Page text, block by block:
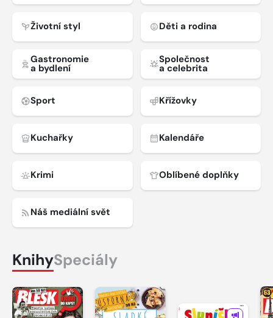
Životní styl Děti a rodina
Gastronomie
a bydlení
Společnost
a celebrita
Sport Křížovky
Kuchařky Kalendáře
Krimi Oblíbené doplňky
Náš mediální svět
KnihySpeciály